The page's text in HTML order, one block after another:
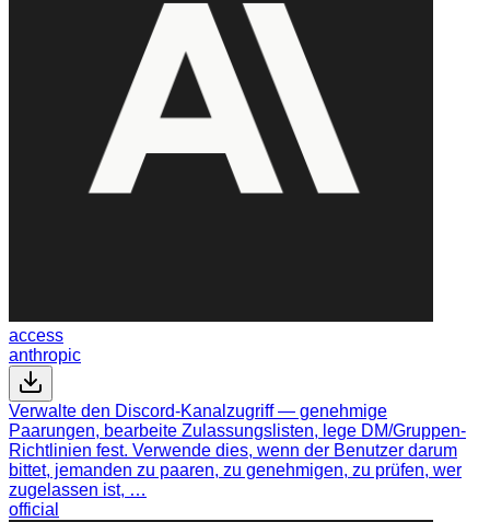
access
anthropic
Verwalte den Discord-Kanalzugriff — genehmige
Paarungen, bearbeite Zulassungslisten, lege DM/Gruppen-
Richtlinien fest. Verwende dies, wenn der Benutzer darum
bittet, jemanden zu paaren, zu genehmigen, zu prüfen, wer
zugelassen ist, …
official